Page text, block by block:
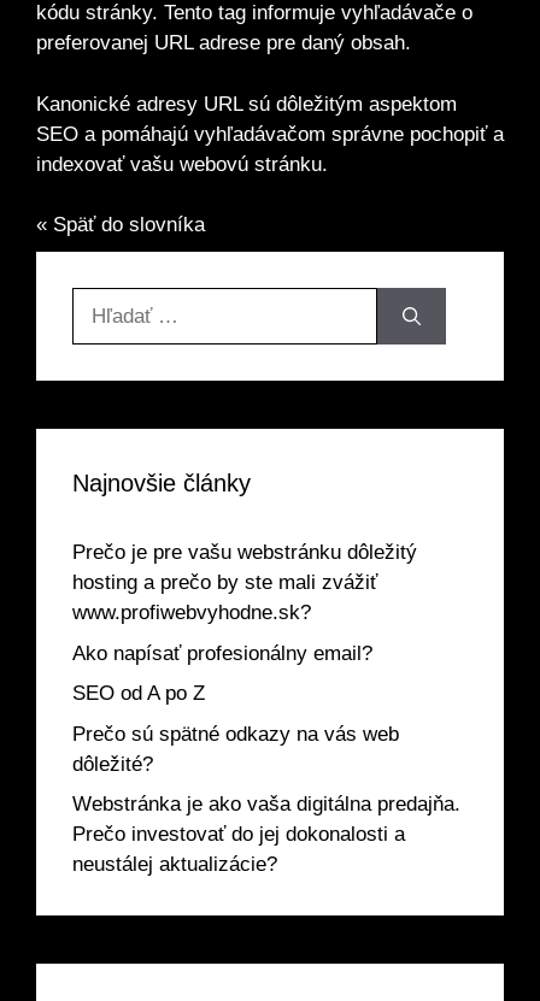
kódu stránky. Tento tag informuje vyhľadávače o
preferovanej URL adrese pre daný obsah.
Kanonické adresy URL sú dôležitým aspektom
SEO a pomáhajú vyhľadávačom správne pochopiť a
indexovať vašu webovú stránku.
« Späť do slovníka
Najnovšie články
Prečo je pre vašu webstránku dôležitý
hosting a prečo by ste mali zvážiť
www.profiwebvyhodne.sk?
Ako napísať profesionálny email?
SEO od A po Z
Prečo sú spätné odkazy na vás web
dôležité?
Webstránka je ako vaša digitálna predajňa.
Prečo investovať do jej dokonalosti a
neustálej aktualizácie?